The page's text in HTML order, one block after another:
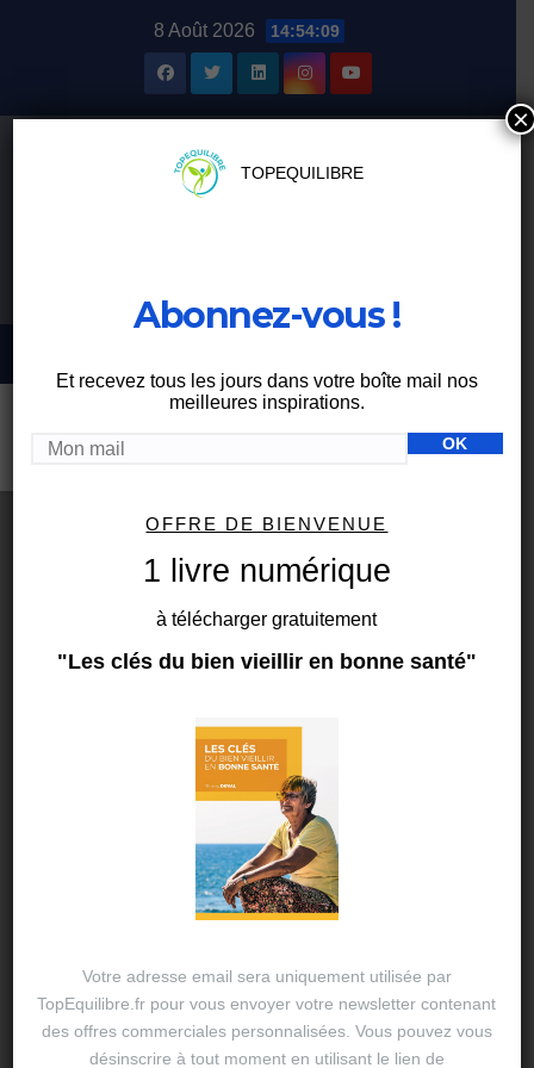
8 Août 2026 14:54:09
Étiquette :
changement
THIERRY DUVAL
Comment bien se préparer pour l’hiver et booster
son système immunitaire ? L’automne, la mi-saison
ou une saison de transition Calée entre l’été et
l’hiver, cette saison est marquée par d’importants
TOPEQUILIBRE
Abonnez-vous !
Et recevez tous les jours dans votre boîte mail nos
meilleures inspirations.
OFFRE DE BIENVENUE
1 livre numérique
à télécharger gratuitement
"Les clés du bien vieillir en bonne santé"
Votre adresse email sera uniquement utilisée par
TopEquilibre.fr pour vous envoyer votre newsletter contenant
des offres commerciales personnalisées. Vous pouvez vous
désinscrire à tout moment en utilisant le lien de
×